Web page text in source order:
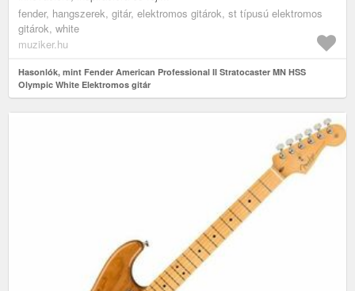
fender, hangszerek, gitár, elektromos gitárok, st típusú elektromos
gitárok, white
muziker.hu
Hasonlók, mint Fender American Professional II Stratocaster MN HSS
Olympic White Elektromos gitár